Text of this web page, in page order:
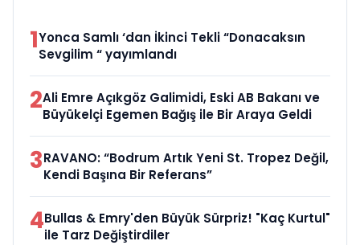
1Yonca Samlı ‘dan İkinci Tekli “Donacaksın
Sevgilim “ yayımlandı
2Ali Emre Açıkgöz Galimidi, Eski AB Bakanı ve
Büyükelçi Egemen Bağış ile Bir Araya Geldi
3RAVANO: “Bodrum Artık Yeni St. Tropez Değil,
Kendi Başına Bir Referans”
4Bullas & Emry'den Büyük Sürpriz! "Kaç Kurtul"
ile Tarz Değiştirdiler